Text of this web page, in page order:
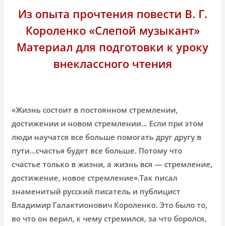
Из опыта прочтения повести В. Г.
Короленко «Слепой музыкант»
Материал для подготовки к уроку
внеклассного чтения
«Жизнь состоит в постоянном стремлении,
достижении и новом стремлении… Если при этом
люди научатся все больше помогать друг другу в
пути…счастья будет все больше. Потому что
счастье только в жизни, а жизнь вся — стремление,
достижение, новое стремление».Так писал
знаменитый русский писатель и публицист
Владимир Галактионович Короленко. Это было то,
во что он верил, к чему стремился, за что боролся,